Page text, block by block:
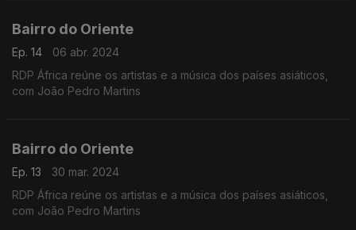
Bairro do Oriente
Ep. 14
06 abr. 2024
RDP África reúne os artistas e a música dos países asiáticos,
com João Pedro Martins
Bairro do Oriente
Ep. 13
30 mar. 2024
RDP África reúne os artistas e a música dos países asiáticos,
com João Pedro Martins